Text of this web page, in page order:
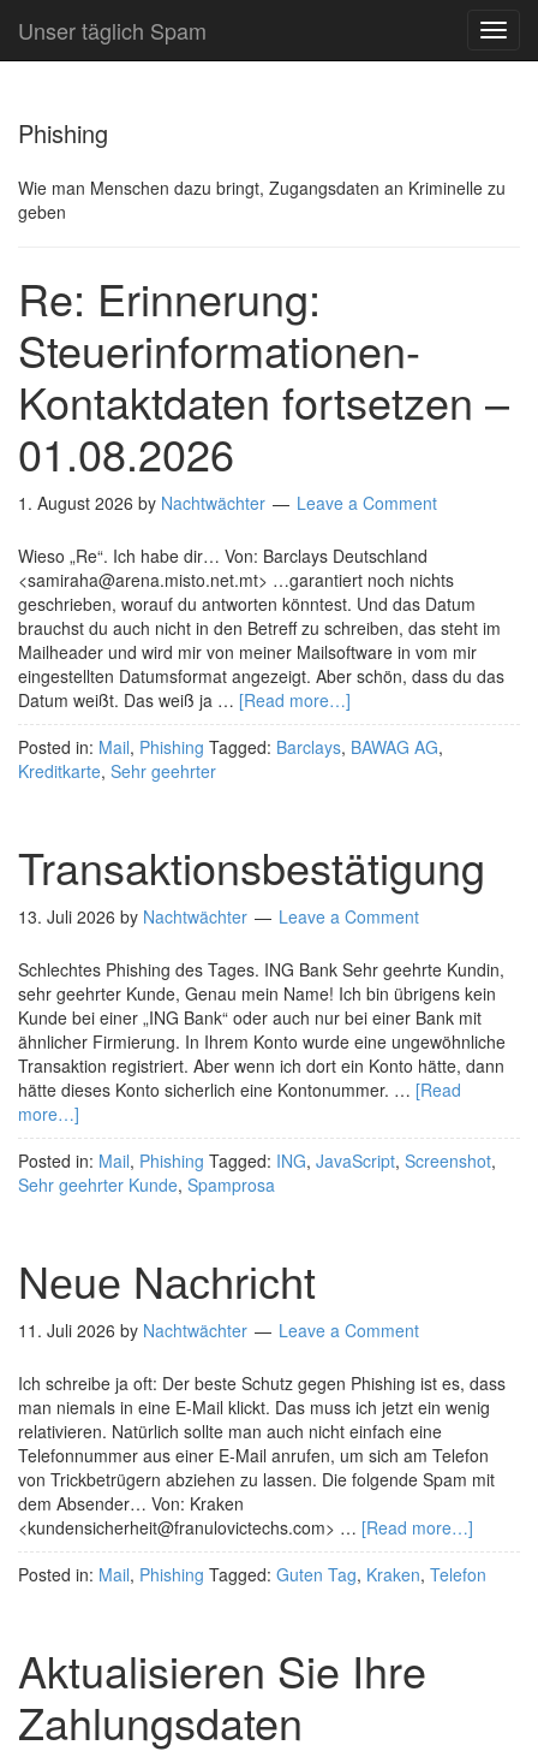
Unser täglich Spam
Phishing
Wie man Menschen dazu bringt, Zugangsdaten an Kriminelle zu
geben
Re: Erinnerung:
Steuerinformationen-
Kontaktdaten fortsetzen –
01.08.2026
1. August 2026 by Nachtwächter Leave a Comment
Wieso „Re“. Ich habe dir… Von: Barclays Deutschland
<samiraha@arena.misto.net.mt> …garantiert noch nichts
geschrieben, worauf du antworten könntest. Und das Datum
brauchst du auch nicht in den Betreff zu schreiben, das steht im
Mailheader und wird mir von meiner Mailsoftware in vom mir
eingestellten Datumsformat angezeigt. Aber schön, dass du das
Datum weißt. Das weiß ja … [Read more…]
Posted in: Mail, Phishing Tagged: Barclays, BAWAG AG,
Kreditkarte, Sehr geehrter
Transaktionsbestätigung
13. Juli 2026 by Nachtwächter Leave a Comment
Schlechtes Phishing des Tages. ING Bank Sehr geehrte Kundin,
sehr geehrter Kunde, Genau mein Name! Ich bin übrigens kein
Kunde bei einer „ING Bank“ oder auch nur bei einer Bank mit
ähnlicher Firmierung. In Ihrem Konto wurde eine ungewöhnliche
Transaktion registriert. Aber wenn ich dort ein Konto hätte, dann
hätte dieses Konto sicherlich eine Kontonummer. … [Read
more…]
Posted in: Mail, Phishing Tagged: ING, JavaScript, Screenshot,
Sehr geehrter Kunde, Spamprosa
Nеuе Νасһrісһt
11. Juli 2026 by Nachtwächter Leave a Comment
Ich schreibe ja oft: Der beste Schutz gegen Phishing ist es, dass
man niemals in eine E-Mail klickt. Das muss ich jetzt ein wenig
relativieren. Natürlich sollte man auch nicht einfach eine
Telefonnummer aus einer E-Mail anrufen, um sich am Telefon
von Trickbetrügern abziehen zu lassen. Die folgende Spam mit
dem Absender… Von: Kraken
<kundensicherheit@franulovictechs.com> … [Read more…]
Posted in: Mail, Phishing Tagged: Guten Tag, Kraken, Telefon
Aktualisieren Sie Ihre
Zahlungsdaten